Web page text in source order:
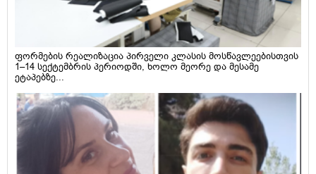
ფორმების რეალიზაცია პირველი კლასის მოსწავლეებისთვის
1–14 სექტემბრის პერიოდში, ხოლო მეორე და მესამე
ეტაპებზე...